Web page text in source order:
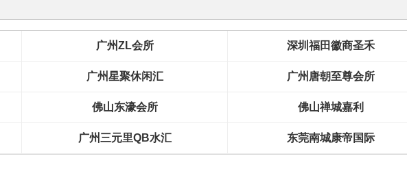
广州ZL会所 深圳福田徽商圣禾
广州星聚休闲汇 广州唐朝至尊会所
佛山东濠会所 佛山禅城嘉利
广州三元里QB水汇 东莞南城康帝国际